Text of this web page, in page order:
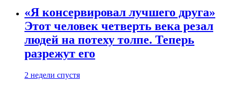
«Я консервировал лучшего друга»
Этот человек четверть века резал
людей на потеху толпе. Теперь
разрежут его
2 недели спустя